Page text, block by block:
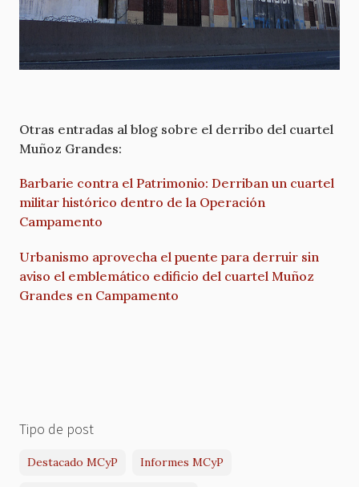
Otras entradas al blog sobre el derribo del cuartel
Muñoz Grandes:
Barbarie contra el Patrimonio: Derriban un cuartel
militar histórico dentro de la Operación
Campamento
Urbanismo aprovecha el puente para derruir sin
aviso el emblemático edificio del cuartel Muñoz
Grandes en Campamento
Tipo de post
Destacado MCyP Informes MCyP